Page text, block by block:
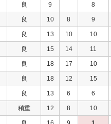
良 9 8
良 10 8 9
良 13 10 10
良 15 14 11
良 18 17 10
良 18 12 15
良 13 6 6
稍重 12 8 10